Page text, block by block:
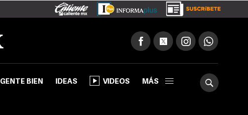
GENTE BIEN IDEAS VIDEOS MÁS